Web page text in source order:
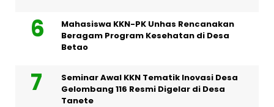
Mahasiswa KKN-PK Unhas Rencanakan
Beragam Program Kesehatan di Desa
Betao
Seminar Awal KKN Tematik Inovasi Desa
Gelombang 116 Resmi Digelar di Desa
Tanete